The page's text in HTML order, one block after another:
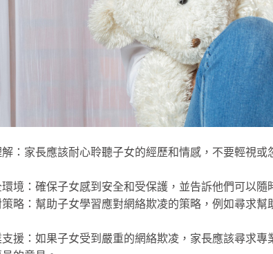
：家長應該耐心聆聽子女的經歷和情感，不要輕視
境：確保子女感到安全和受保護，並告訴他們可以隨
略：幫助子女學習應對網絡欺凌的策略，例如尋求
援：如果子女受到嚴重的網絡欺凌，家長應該尋求